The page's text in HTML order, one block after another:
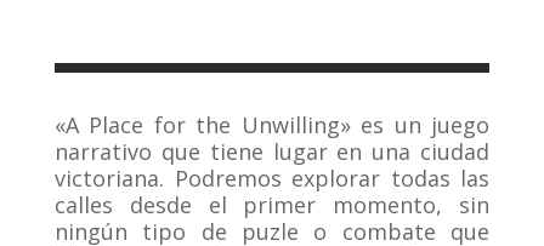
«A Place for the Unwilling» es un juego
narrativo que tiene lugar en una ciudad
victoriana. Podremos explorar todas las
calles desde el primer momento, sin
ningún tipo de puzle o combate que